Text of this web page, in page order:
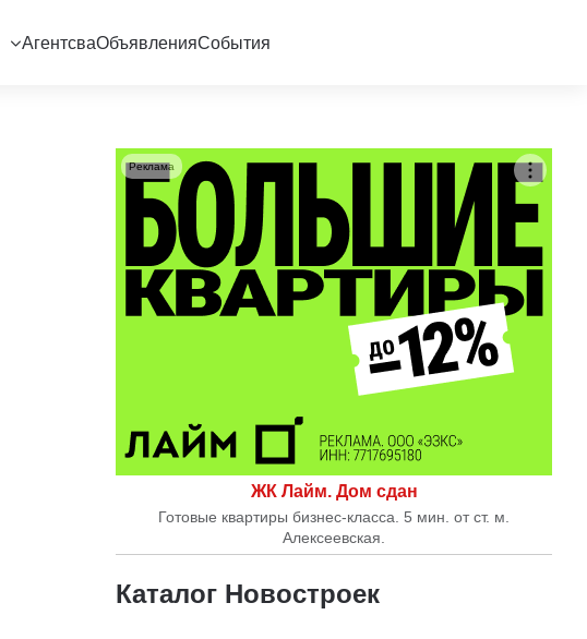
АгентсваОбъявленияСобытия
ЖК Лайм. Дом сдан
Готовые квартиры бизнес-класса. 5 мин. от ст. м.
Алексеевская.
Реклама
Каталог Новостроек